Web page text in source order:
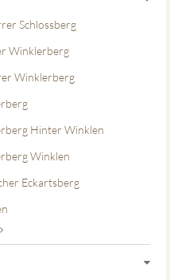
Schlossberg
Winklerberg
Winklerberg
Hinter Winklen
Winklen
Eckartsberg